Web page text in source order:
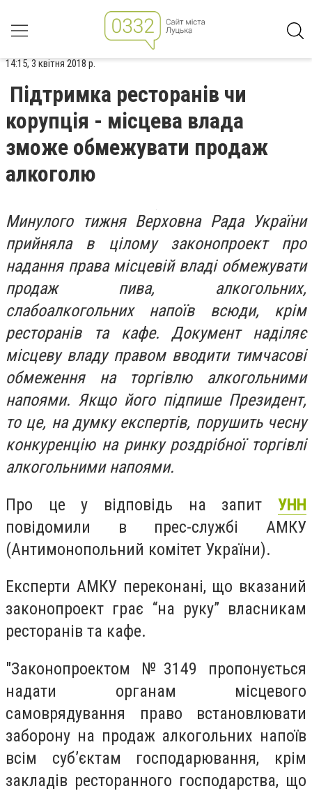
14:15, 3 квітня 2018 р.
Підтримка ресторанів чи
корупція - місцева влада
зможе обмежувати продаж
алкоголю
Минулого тижня Верховна Рада України
прийняла в цілому законопроект про
надання права місцевій владі обмежувати
продаж пива, алкогольних,
слабоалкогольних напоїв всюди, крім
ресторанів та кафе. Документ наділяє
місцеву владу правом вводити тимчасові
обмеження на торгівлю алкогольними
напоями. Якщо його підпише Президент,
то це, на думку експертів, порушить чесну
конкуренцію на ринку роздрібної торгівлі
алкогольними напоями.
Про це у відповідь на запит УНН
повідомили в прес-службі АМКУ
(Антимонопольний комітет України).
Експерти АМКУ переконані, що вказаний
законопроект грає “на руку” власникам
ресторанів та кафе.
"Законопроектом №3149 пропонується
надати органам місцевого
самоврядування право встановлювати
заборону на продаж алкогольних напоїв
всім суб’єктам господарювання, крім
закладів ресторанного господарства, що